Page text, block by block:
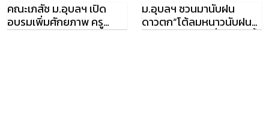
คณะเภสัช ม.อุบลฯ เปิด
อบรมเพิ่มศักยภาพ ครู
อนามัย/ครูพยาบาล
ม.อุบลฯ ชวนมานับฝน
ดาวตก“โต้ลมหนาวนับฝน
ดาวคนคู่” คืนวันที่ 14 ธ.ค.นี้